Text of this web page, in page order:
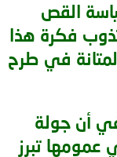
القص
تذوب فكرة هذا
في طرح
في أن جولة
تبرز